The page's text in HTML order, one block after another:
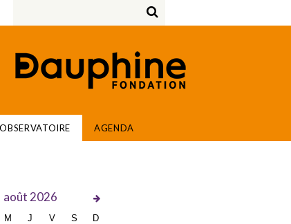
OBSERVATOIRE AGENDA
août 2026
M J V S D